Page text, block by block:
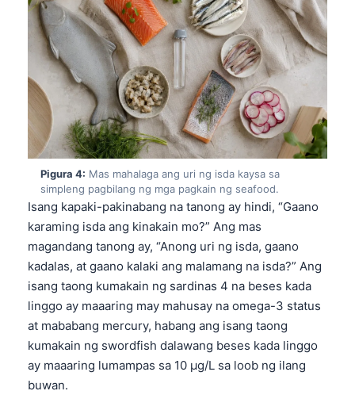
Pigura 4: Mas mahalaga ang uri ng isda kaysa sa
simpleng pagbilang ng mga pagkain ng seafood.
Isang kapaki-pakinabang na tanong ay hindi, “Gaano
karaming isda ang kinakain mo?” Ang mas
magandang tanong ay, “Anong uri ng isda, gaano
kadalas, at gaano kalaki ang malamang na isda?” Ang
isang taong kumakain ng sardinas 4 na beses kada
linggo ay maaaring may mahusay na omega-3 status
at mababang mercury, habang ang isang taong
kumakain ng swordfish dalawang beses kada linggo
ay maaaring lumampas sa 10 µg/L sa loob ng ilang
buwan.